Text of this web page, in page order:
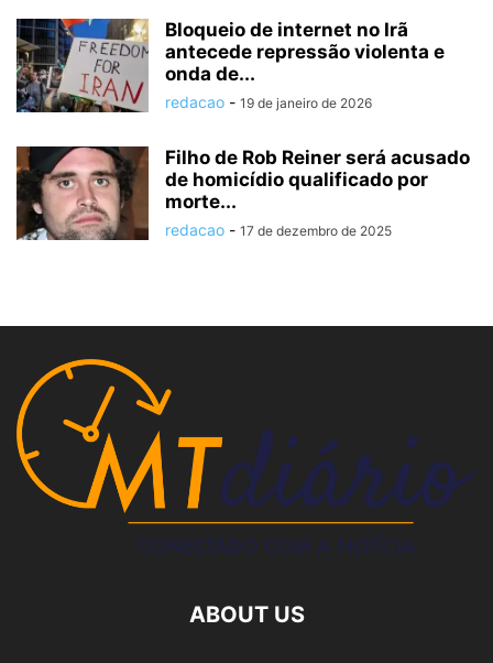
Bloqueio de internet no Irã
antecede repressão violenta e
onda de...
redacao - 19 de janeiro de 2026
Filho de Rob Reiner será acusado
de homicídio qualificado por
morte...
redacao - 17 de dezembro de 2025
ABOUT US